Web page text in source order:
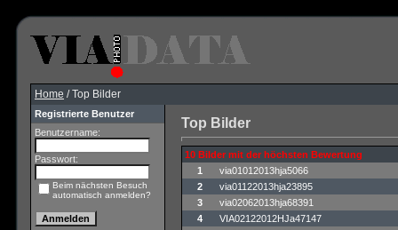
Home / Top Bilder
Registrierte Benutzer
Benutzername:
Passwort:
Beim nächsten Besuch
automatisch anmelden?
Top Bilder
10 Bilder mit der höchsten Bewertung
1
via01012013hja5066
2
via01122013hja23895
3
via02062013hja68391
4
VIA02122012HJa47147